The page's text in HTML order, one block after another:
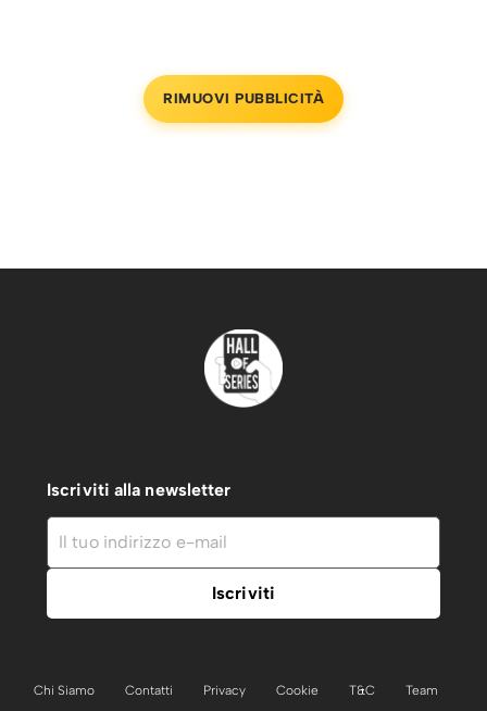
RIMUOVI PUBBLICITÀ
Iscriviti alla newsletter
Chi Siamo Contatti Privacy Cookie T&C
Team